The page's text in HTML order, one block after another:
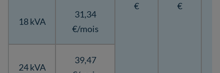
€
€
18 kVA
31,34
€/mois
24 kVA
39,47